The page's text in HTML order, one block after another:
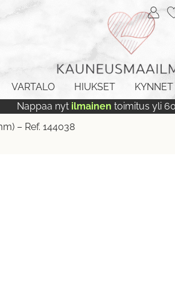
VARTALO HIUKSET KYNNET
Nappaa nyt ilmainen toimitus yli
– Ref. 144038